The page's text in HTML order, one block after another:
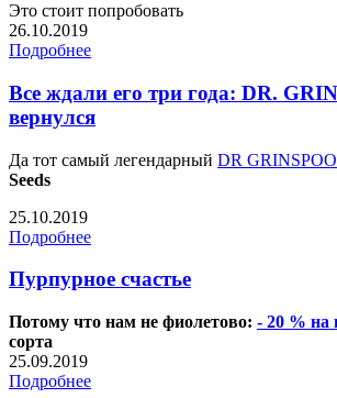
Это стоит попробовать
26.10.2019
Подробнее
Все ждали его три года: DR.
вернулся
Да тот самый легендарный DR
Seeds
25.10.2019
Подробнее
Пурпурное счастье
Потому что нам не фиолетово: - 20 % на
сорта
25.09.2019
Подробнее